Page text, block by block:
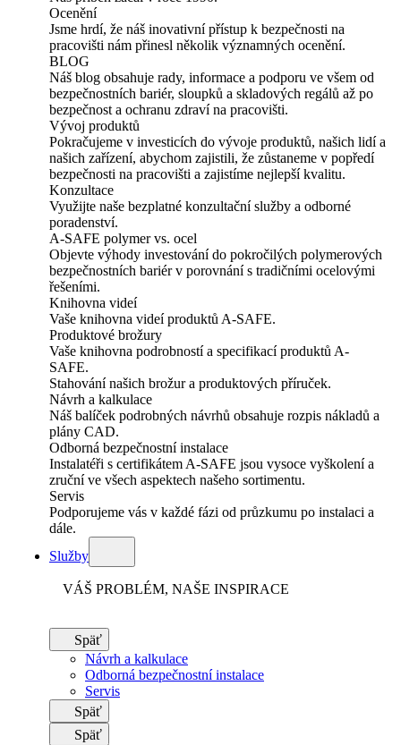
Ocenění
Jsme hrdí, že náš inovativní přístup k bezpečnosti na
pracovišti nám přinesl několik významných ocenění.
BLOG
Náš blog obsahuje rady, informace a podporu ve všem od
bezpečnostních bariér, sloupků a skladových regálů až po
bezpečnost a ochranu zdraví na pracovišti.
Vývoj produktů
Pokračujeme v investicích do vývoje produktů, našich lidí a
našich zařízení, abychom zajistili, že zůstaneme v popředí
bezpečnosti na pracovišti a zajistíme nejlepší kvalitu.
Konzultace
Využijte naše bezplatné konzultační služby a odborné
poradenství.
A-SAFE polymer vs. ocel
Objevte výhody investování do pokročilých polymerových
bezpečnostních bariér v porovnání s tradičními ocelovými
řešeními.
Knihovna videí
Vaše knihovna videí produktů A-SAFE.
Produktové brožury
Vaše knihovna podrobností a specifikací produktů A-
SAFE.
Stahování našich brožur a produktových příruček.
Návrh a kalkulace
Náš balíček podrobných návrhů obsahuje rozpis nákladů a
plány CAD.
Odborná bezpečnostní instalace
Instalatéři s certifikátem A-SAFE jsou vysoce vyškolení a
zruční ve všech aspektech našeho sortimentu.
Servis
Podporujeme vás v každé fázi od průzkumu po instalaci a
dále.
Služby
VÁŠ PROBLÉM, NAŠE INSPIRACE
Späť
Návrh a kalkulace
Odborná bezpečnostní instalace
Servis
Späť
Späť